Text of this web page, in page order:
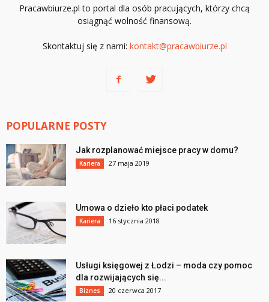
Pracawbiurze.pl to portal dla osób pracujących, którzy chcą
osiągnąć wolność finansową.
Skontaktuj się z nami: kontakt@pracawbiurze.pl
POPULARNE POSTY
Jak rozplanować miejsce pracy w domu?
Kariera 27 maja 2019
Umowa o dzieło kto płaci podatek
Kariera 16 stycznia 2018
Usługi księgowej z Łodzi – moda czy pomoc
dla rozwijających się...
Biznes 20 czerwca 2017